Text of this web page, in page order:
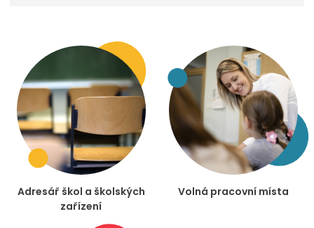
Adresář škol a školských
zařízení
Volná pracovní místa